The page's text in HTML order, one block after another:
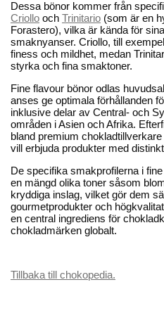
Dessa bönor kommer från
Criollo och Trinitario (som är en
Forastero), vilka är kända för
smaknyanser. Criollo, till
finess och mildhet, medan
styrka och fina smaktoner.
Fine flavour bönor odlas
anses ge optimala förhållanden
inklusive delar av Central- och
områden i Asien och Afrika.
bland premium
vill erbjuda produkter med
De specifika smakprofilerna i
en mängd olika toner såsom
kryddiga inslag, vilket gör dem
gourmetprodukter och
en central ingrediens för
chokladmärken globalt.
Tillbaka till chokopedia.